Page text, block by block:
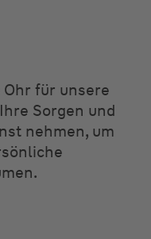
für unsere
Sorgen und
nehmen, um